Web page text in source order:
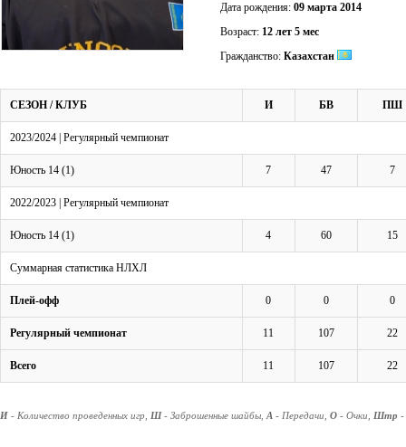
Дата рождения: 09 марта 2014
Возраст: 12 лет 5 мес
Гражданство: Казахстан
СЕЗОН / КЛУБ И БВ ПШ
2023/2024 | Регулярный чемпионат
Юность 14 (1) 7 47 7
2022/2023 | Регулярный чемпионат
Юность 14 (1) 4 60 15
Суммарная статистика НЛХЛ
Плей-офф 0 0 0
Регулярный чемпионат 11 107 22
Всего 11 107 22
И - Количество проведенных игр, Ш - Заброшенные шайбы, А - Передачи, О - Очки, Штр -